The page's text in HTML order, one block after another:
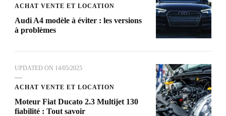
ACHAT VENTE ET LOCATION
Audi A4 modèle à éviter : les versions
à problèmes
UPDATED ON 14/05/2025
ACHAT VENTE ET LOCATION
Moteur Fiat Ducato 2.3 Multijet 130
fiabilité : Tout savoir